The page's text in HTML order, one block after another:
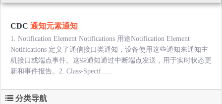
CDC 通知元素通知
1. Notification Element Notifications 用途Notification Element
Notifications 定义了通信接口类通知，设备使用这些通知来通知主
机接口或端点事件。这些通知通过中断端点发送，用于实时状态更
新和事件报告。2. Class-Specif......
分类导航